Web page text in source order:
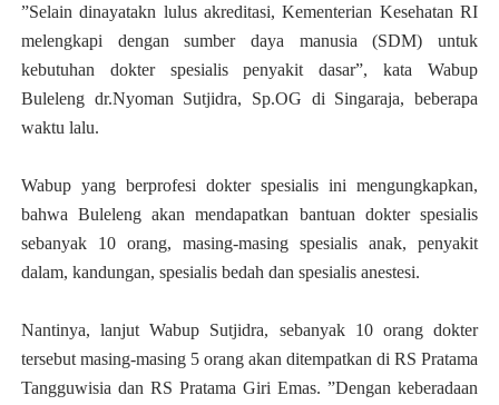
”Selain dinayatakn lulus akreditasi, Kementerian Kesehatan RI
melengkapi dengan sumber daya manusia (SDM) untuk
kebutuhan dokter spesialis penyakit dasar”, kata Wabup
Buleleng dr.Nyoman Sutjidra, Sp.OG di Singaraja, beberapa
waktu lalu.
Wabup yang berprofesi dokter spesialis ini mengungkapkan,
bahwa Buleleng akan mendapatkan bantuan dokter spesialis
sebanyak 10 orang, masing-masing spesialis anak, penyakit
dalam, kandungan, spesialis bedah dan spesialis anestesi.
Nantinya, lanjut Wabup Sutjidra, sebanyak 10 orang dokter
tersebut masing-masing 5 orang akan ditempatkan di RS Pratama
Tangguwisia dan RS Pratama Giri Emas. ”Dengan keberadaan